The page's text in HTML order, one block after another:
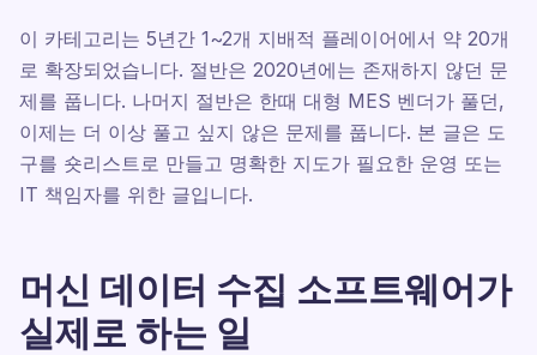
이 카테고리는 5년간 1~2개 지배적 플레이어에서 약 20개
로 확장되었습니다. 절반은 2020년에는 존재하지 않던 문
제를 풉니다. 나머지 절반은 한때 대형 MES 벤더가 풀던,
이제는 더 이상 풀고 싶지 않은 문제를 풉니다. 본 글은 도
구를 숏리스트로 만들고 명확한 지도가 필요한 운영 또는
IT 책임자를 위한 글입니다.
머신 데이터 수집 소프트웨어가
실제로 하는 일